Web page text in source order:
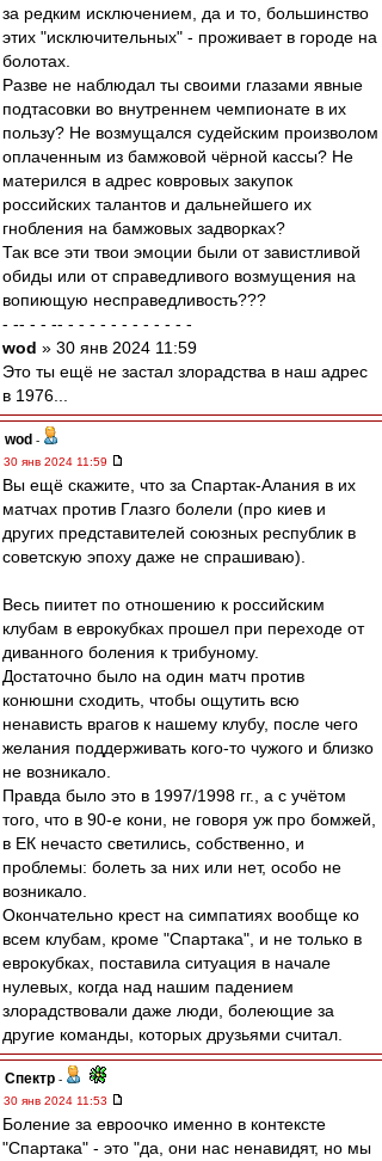
за редким исключением, да и то, большинство
этих "исключительных" - проживает в городе на
болотах.
Разве не наблюдал ты своими глазами явные
подтасовки во внутреннем чемпионате в их
пользу? Не возмущался судейским произволом
оплаченным из бамжовой чёрной кассы? Не
матерился в адрес ковровых закупок
российских талантов и дальнейшего их
гнобления на бамжовых задворках?
Так все эти твои эмоции были от завистливой
обиды или от справедливого возмущения на
вопиющую несправедливость???
- -- - - -- - - - - - - - - - - - -
wod » 30 янв 2024 11:59
Это ты ещё не застал злорадства в наш адрес
в 1976...
wod -
30 янв 2024 11:59
Вы ещё скажите, что за Спартак-Алания в их
матчах против Глазго болели (про киев и
других представителей союзных республик в
советскую эпоху даже не спрашиваю).
Весь пиитет по отношению к российским
клубам в еврокубках прошел при переходе от
диванного боления к трибуному.
Достаточно было на один матч против
конюшни сходить, чтобы ощутить всю
ненависть врагов к нашему клубу, после чего
желания поддерживать кого-то чужого и близко
не возникало.
Правда было это в 1997/1998 гг., а с учётом
того, что в 90-е кони, не говоря уж про бомжей,
в ЕК нечасто светились, собственно, и
проблемы: болеть за них или нет, особо не
возникало.
Окончательно крест на симпатиях вообще ко
всем клубам, кроме "Спартака", и не только в
еврокубках, поставила ситуация в начале
нулевых, когда над нашим падением
злорадствовали даже люди, болеющие за
другие команды, которых друзьями считал.
Спектр -
30 янв 2024 11:53
Боление за евроочко именно в контексте
"Спартака" - это "да, они нас ненавидят, но мы